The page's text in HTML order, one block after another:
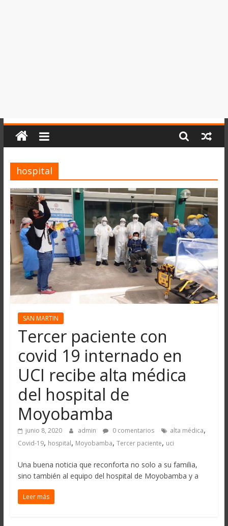
hospital
SAN MARTIN
Tercer paciente con
covid 19 internado en
UCI recibe alta médica
del hospital de
Moyobamba
junio 8, 2020 admin 0 comentarios alta médica,
Covid-19, hospital, Moyobamba, Tercer paciente, uci
Una buena noticia que reconforta no solo a su familia,
sino también al equipo del hospital de Moyobamba y a
Leer más